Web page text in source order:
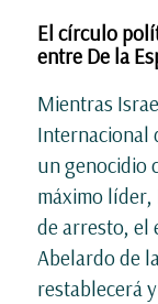
El círculo
entre De la
Mientras
Internacional
un genocidio
máximo
de arresto, el
Abelardo de
restablecerá